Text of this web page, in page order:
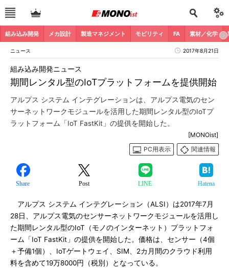
組み込み開発 メカ設計 製造マネジメント モビリティ FA 素材／化学
ニュース 2017年8月21日
期間レンタル型のIoTプラットフォームを提供開始
組み込み開発ニュース
アルプス システム インテグレーションは、アルプス電気のセン
サーネットワークモジュールを活用した期間レンタル型のIoTプ
ラットフォーム「IoT FastKit」の提供を開始した。
[MONOist]
PC用表示
関連情報
Share Post LINE Hatena
アルプス システム インテグレーション（ALSI）は2017年7月
28日、アルプス電気のセンサーネットワークモジュールを活用し
た期間レンタル型のIoT（モノのインターネット）プラットフォ
ーム「IoT FastKit」の提供を開始した。価格は、センサー（4個
＋予備1個）、IoTゲートウェイ、SIM、2カ月間のクラウド利用
料を含めて19万8000円（税別）となっている。